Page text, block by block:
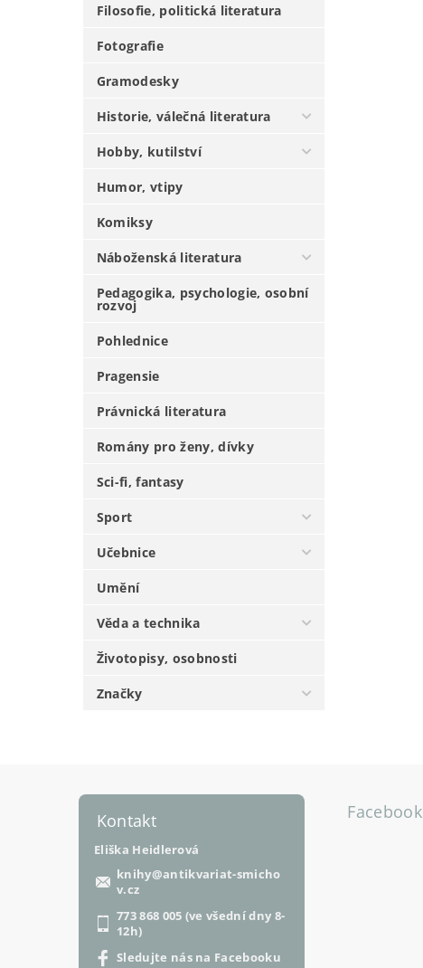
Filosofie, politická literatura
Fotografie
Gramodesky
Historie, válečná literatura
Hobby, kutilství
Humor, vtipy
Komiksy
Náboženská literatura
Pedagogika, psychologie, osobní
rozvoj
Pohlednice
Pragensie
Právnická literatura
Romány pro ženy, dívky
Sci-fi, fantasy
Sport
Učebnice
Umění
Věda a technika
Životopisy, osobnosti
Značky
Kontakt
Eliška Heidlerová
knihy@antikvariat-smicho
v.cz
773 868 005 (ve všední dny 8-
12h)
Sledujte nás na Facebooku
Facebook